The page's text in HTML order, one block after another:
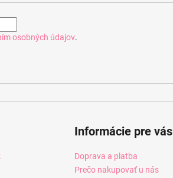
osobných údajov.
Informácie pre vás
Doprava a platba
Prečo nakupovať u nás